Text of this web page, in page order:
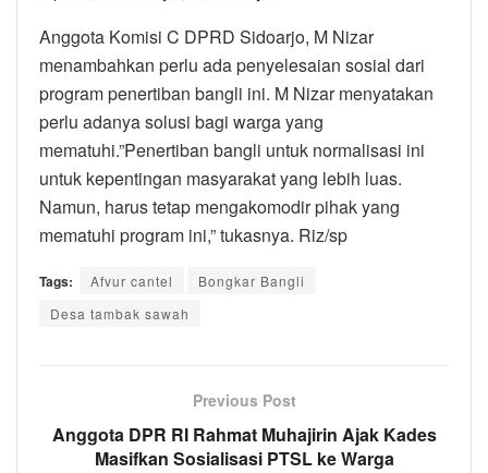
Anggota Komisi C DPRD Sidoarjo, M Nizar
menambahkan perlu ada penyelesaian sosial dari
program penertiban bangli ini. M Nizar menyatakan
perlu adanya solusi bagi warga yang
mematuhi.”Penertiban bangli untuk normalisasi ini
untuk kepentingan masyarakat yang lebih luas.
Namun, harus tetap mengakomodir pihak yang
mematuhi program ini,” tukasnya. Riz/sp
Tags: Afvur cantel
Bongkar Bangli
Desa tambak sawah
Previous Post
Anggota DPR RI Rahmat Muhajirin Ajak Kades
Masifkan Sosialisasi PTSL ke Warga